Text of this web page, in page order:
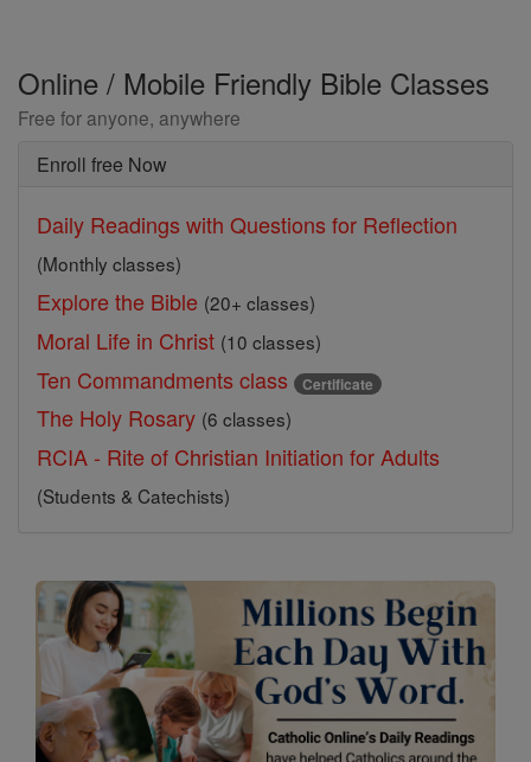
Online / Mobile Friendly Bible Classes
Free for anyone, anywhere
Enroll free Now
Daily Readings with Questions for Reflection
(Monthly classes)
Explore the Bible (20+ classes)
Moral Life in Christ (10 classes)
Ten Commandments class Certificate
The Holy Rosary (6 classes)
RCIA - Rite of Christian Initiation for Adults
(Students & Catechists)